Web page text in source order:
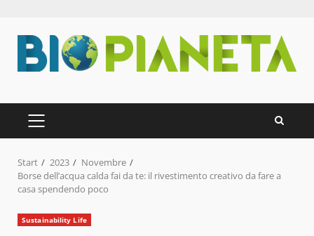
Inhalt
springen
PRIMÄRES
MENÜ
Start 2023
Novembre
Borse dell’acqua calda fai da te: il rivestimento creativo da fare a
casa spendendo poco
Sustainability Life